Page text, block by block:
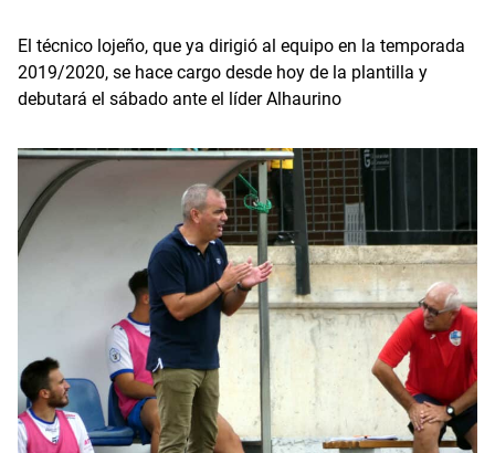
El técnico lojeño, que ya dirigió al equipo en la temporada
2019/2020, se hace cargo desde hoy de la plantilla y
debutará el sábado ante el líder Alhaurino